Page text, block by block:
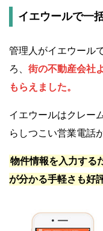
イエウールで一
管理人がイエウール
ろ、 街の不動産会社
もらえました。
イエウールはクレー
らしつこい営業電話
物件情報を入力する
が分かる手軽さも好